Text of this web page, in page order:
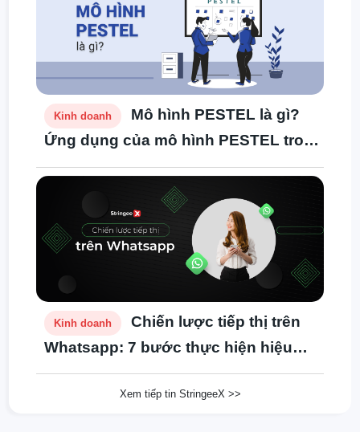
Kinh doanh
Mô hình PESTEL là gì?
Ứng dụng của mô hình PESTEL trong
doanh nghiệp
Kinh doanh
Chiến lược tiếp thị trên
Whatsapp: 7 bước thực hiện hiệu
quả
Xem tiếp tin StringeeX >>